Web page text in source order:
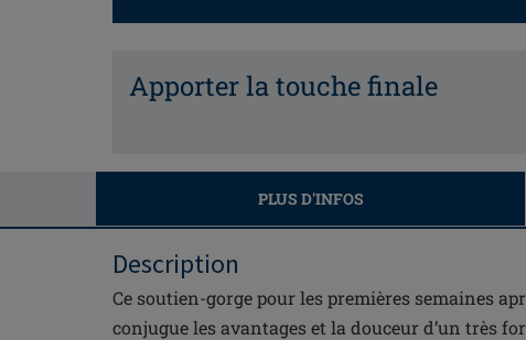
Apporter la touche finale
PLUS D'INFOS
Description
Ce soutien-gorge pour les premières semaines
conjugue les avantages et la douceur d’un très